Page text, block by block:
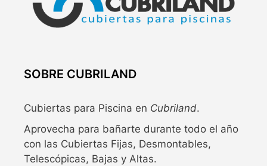
SOBRE CUBRILAND
Cubiertas para Piscina en Cubriland.
Aprovecha para bañarte durante todo el año
con las Cubiertas Fijas, Desmontables,
Telescópicas, Bajas y Altas.